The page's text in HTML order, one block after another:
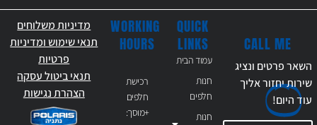
QUICK
LINKS
עמוד הבית
חנות
חלפים
חנות
WORKING
HOURS
רכישת
חלפים
+מוסך:
CALL ME
השאר פרטים ונציג
שירות יחזור אליך
עודהיום!
מדיניות משלוחים
תנאי שימוש ומדיניות
פרטיות
תנאי ביטול עסקה
הצהרת נגישות